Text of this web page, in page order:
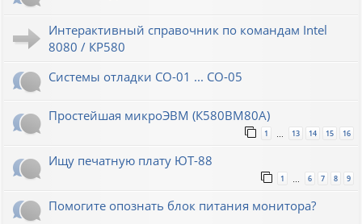
Интерактивный справочник по командам Intel
8080 / КР580
Системы отладки СО-01 ... СО-05
Простейшая микроЭВМ (К580ВМ80А)
1 13 14 15 16
Ищу печатную плату ЮТ-88
1 6 7 8 9
Помогите опознать блок питания монитора?